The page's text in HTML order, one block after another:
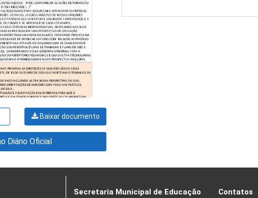
Baixar documento
Diário Oficial
Secretaria Municipal de Educação Contatos